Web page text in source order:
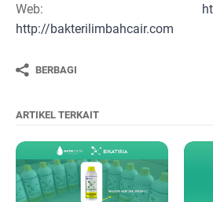
Web:
http://bakterilimbahcair.com
BERBAGI
ARTIKEL TERKAIT